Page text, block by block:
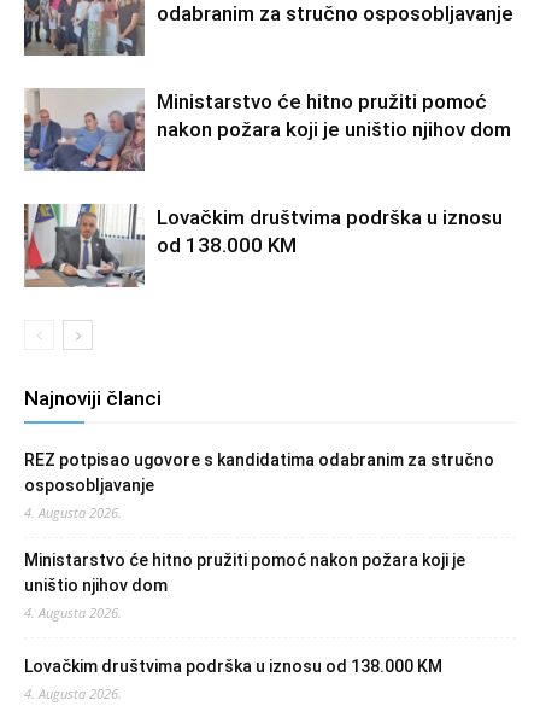
odabranim za stručno osposobljavanje
Ministarstvo će hitno pružiti pomoć
nakon požara koji je uništio njihov dom
Lovačkim društvima podrška u iznosu
od 138.000 KM
Najnoviji članci
REZ potpisao ugovore s kandidatima odabranim za stručno
osposobljavanje
4. Augusta 2026.
Ministarstvo će hitno pružiti pomoć nakon požara koji je
uništio njihov dom
4. Augusta 2026.
Lovačkim društvima podrška u iznosu od 138.000 KM
4. Augusta 2026.